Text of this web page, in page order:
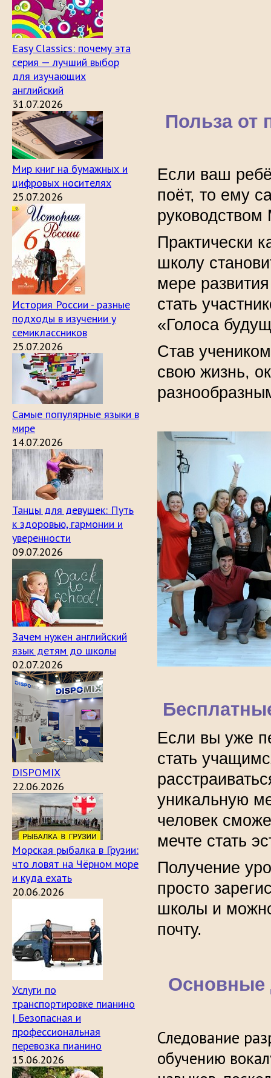
Easy Classics: почему эта
серия — лучший выбор
для изучающих
английский
31.07.2026
Мир книг на бумажных и
цифровых носителях
25.07.2026
История России - разные
подходы в изучении у
семиклассников
25.07.2026
Самые популярные языки в
мире
14.07.2026
Танцы для девушек: Путь
к здоровью, гармонии и
уверенности
09.07.2026
Зачем нужен английский
язык детям до школы
02.07.2026
DISPOMIX
22.06.2026
Морская рыбалка в Грузии:
что ловят на Чёрном море
и куда ехать
20.06.2026
Услуги по
транспортировке пианино
| Безопасная и
профессиональная
перевозка пианино
15.06.2026
Польза от
Если ваш
поёт, то ему
Практически
школу
мере
стать
«Голоса
Став
свою жизнь,
Если вы уже
стать
уникальную
человек
мечте стать
Получение
просто
школы и
почту.
Основные
Следование
обучению